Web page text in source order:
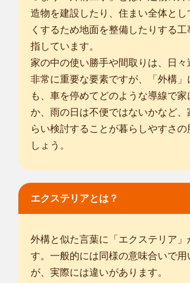
造物を建設したり、住まい全体とし
くするため地面を整備したりする工
指しています。
家の中の使い勝手や間取りは、日々
非常に重要な要素ですが、「外構」
も、車を停めてどのような導線で家
か、雨の日は不便ではないかなど、
らい検討することが暮らしやすさの
しょう。
エクステリアとは？
外構と似た言葉に「エクステリア」
す。一般的には同様の意味合いで用
が、実際には違いがあります。